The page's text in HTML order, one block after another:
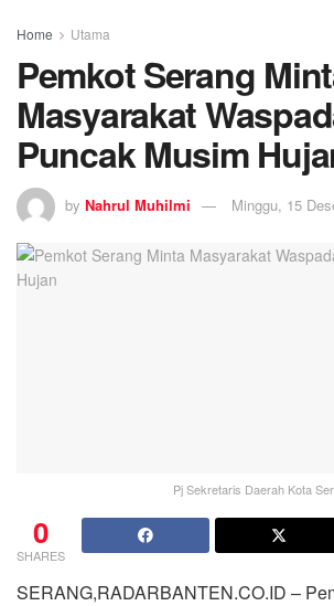
Home Utama
Pemkot Serang
Masyarakat
Puncak Musim
by Nahrul Muhilmi Minggu, 15
Pj Sekretaris Daerah Kota
0
SHARES
SERANG,RADARBANTEN.CO.ID –